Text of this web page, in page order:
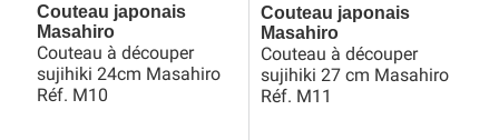
Couteau japonais
Masahiro
Couteau à découper
sujihiki 24cm Masahiro
Réf. M10
Couteau japonais
Masahiro
Couteau à découper
sujihiki 27 cm Masahiro
Réf. M11